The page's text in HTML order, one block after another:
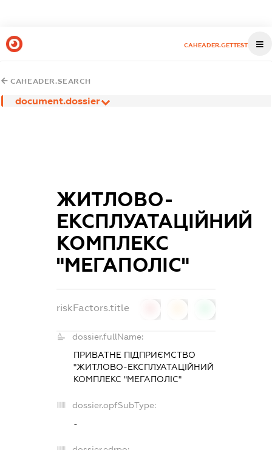
CAHEADER.GETTEST
CAHEADER.SEARCH
document.dossier
ЖИТЛОВО-
ЕКСПЛУАТАЦІЙНИЙ
КОМПЛЕКС
"МЕГАПОЛІС"
riskFactors.title
dossier.fullName:
ПРИВАТНЕ ПІДПРИЄМСТВО
"ЖИТЛОВО-ЕКСПЛУАТАЦІЙНИЙ
КОМПЛЕКС "МЕГАПОЛІС"
dossier.opfSubType:
-